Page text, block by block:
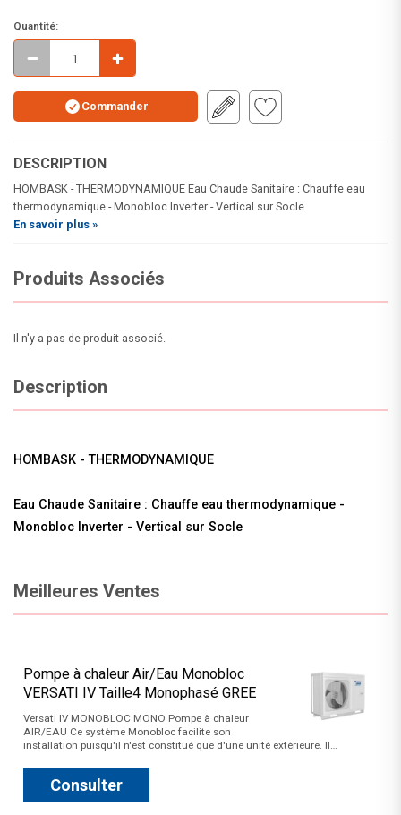
Quantité:
Commander
DESCRIPTION
HOMBASK - THERMODYNAMIQUE Eau Chaude Sanitaire : Chauffe eau
thermodynamique - Monobloc Inverter - Vertical sur Socle
En savoir plus »
Produits Associés
Il n'y a pas de produit associé.
Description
HOMBASK - THERMODYNAMIQUE
Eau Chaude Sanitaire : Chauffe eau thermodynamique -
Monobloc Inverter - Vertical sur Socle
Meilleures Ventes
Pompe à chaleur Air/Eau Monobloc
VERSATI IV Taille4 Monophasé GREE
Versati IV MONOBLOC MONO Pompe à chaleur
AIR/EAU Ce système Monobloc facilite son
installation puisqu'il n'est constitué que d'une unité extérieure. Il…
Consulter